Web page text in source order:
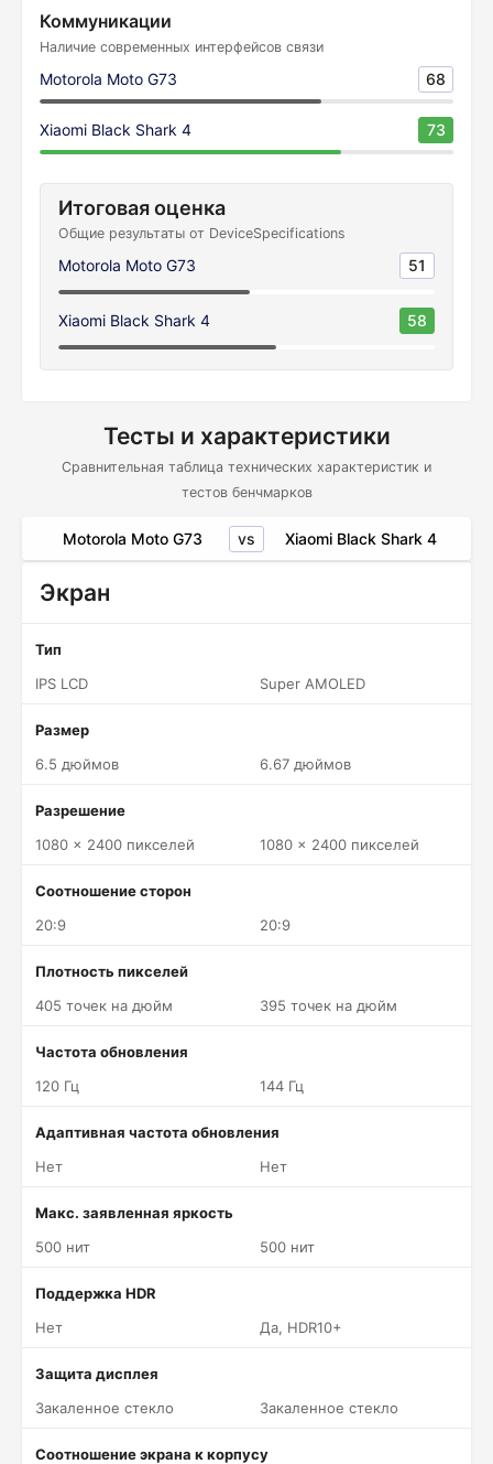
Коммуникации
Наличие современных интерфейсов связи
Motorola Moto G73 68
Xiaomi Black Shark 4 73
Итоговая оценка
Общие результаты от DeviceSpecifications
Motorola Moto G73 51
Xiaomi Black Shark 4 58
Тесты и характеристики
Сравнительная таблица технических характеристик и
тестов бенчмарков
Motorola Moto G73 vs Xiaomi Black Shark 4
Экран
Тип
IPS LCD
Super AMOLED
Размер
6.5 дюймов
6.67 дюймов
Разрешение
1080 x 2400 пикселей
1080 x 2400 пикселей
Соотношение сторон
20:9
20:9
Плотность пикселей
405 точек на дюйм
395 точек на дюйм
Частота обновления
120 Гц
144 Гц
Адаптивная частота обновления
Нет
Нет
Макс. заявленная яркость
500 нит
500 нит
Поддержка HDR
Нет
Да, HDR10+
Защита дисплея
Закаленное стекло
Закаленное стекло
Соотношение экрана к корпусу